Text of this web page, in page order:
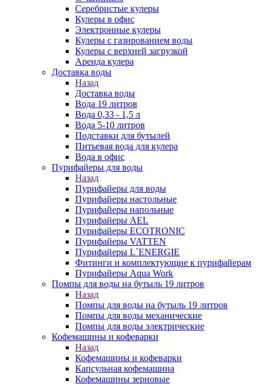
Серебристые кулеры
Кулеры в офис
Электронные кулеры
Кулеры с газированием воды
Кулеры с верхней загрузкой
Аренда кулера
Доставка воды
Назад
Доставка воды
Вода 19 литров
Вода 0,33 - 1,5 л
Вода 5-10 литров
Подставки для бутылей
Питьевая вода для кулера
Вода в офис
Пурифайеры для воды
Назад
Пурифайеры для воды
Пурифайеры настольные
Пурифайеры напольные
Пурифайеры AEL
Пурифайеры ECOTRONIC
Пурифайеры VATTEN
Пурифайеры L`ENERGIE
Фитинги и комплектующие к пурифайерам
Пурифайеры Aqua Work
Помпы для воды на бутыль 19 литров
Назад
Помпы для воды на бутыль 19 литров
Помпы для воды механические
Помпы для воды электрические
Кофемашины и кофеварки
Назад
Кофемашины и кофеварки
Капсульная кофемашина
Кофемашины зерновые